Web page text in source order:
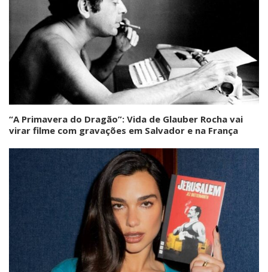
“A Primavera do Dragão”: Vida de Glauber Rocha vai
virar filme com gravações em Salvador e na França